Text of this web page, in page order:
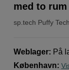
sp.tech Puffy
med to rum
Weblager: På
København: